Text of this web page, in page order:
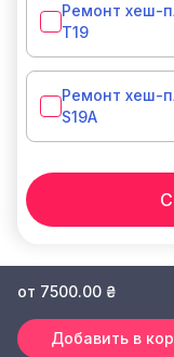
Ремонт хеш-
T19
Ремонт хеш-
S19A
от 7500.00 ₴
Добавить в